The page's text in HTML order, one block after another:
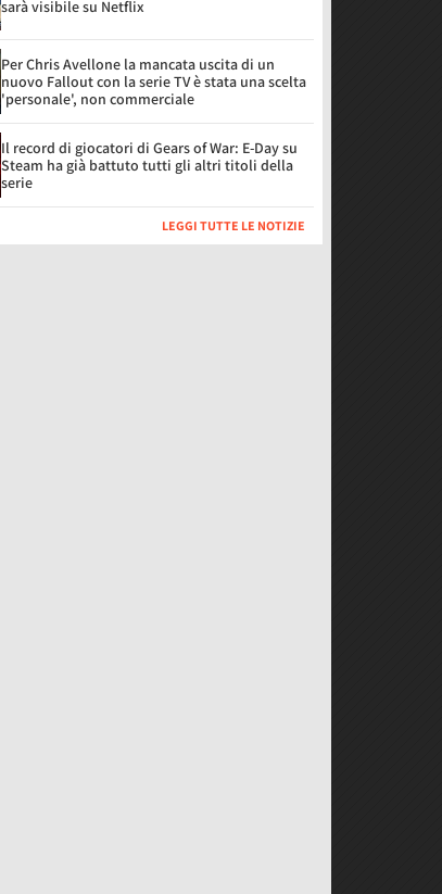
sarà visibile su Netflix
Per Chris Avellone la mancata uscita di un
nuovo Fallout con la serie TV è stata una scelta
'personale', non commerciale
Il record di giocatori di Gears of War: E-Day su
Steam ha già battuto tutti gli altri titoli della
serie
LEGGI TUTTE LE NOTIZIE